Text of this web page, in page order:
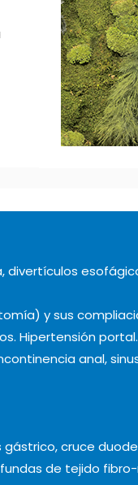
y sus
Hipertensión portal.
anal,
cruce
de tejido